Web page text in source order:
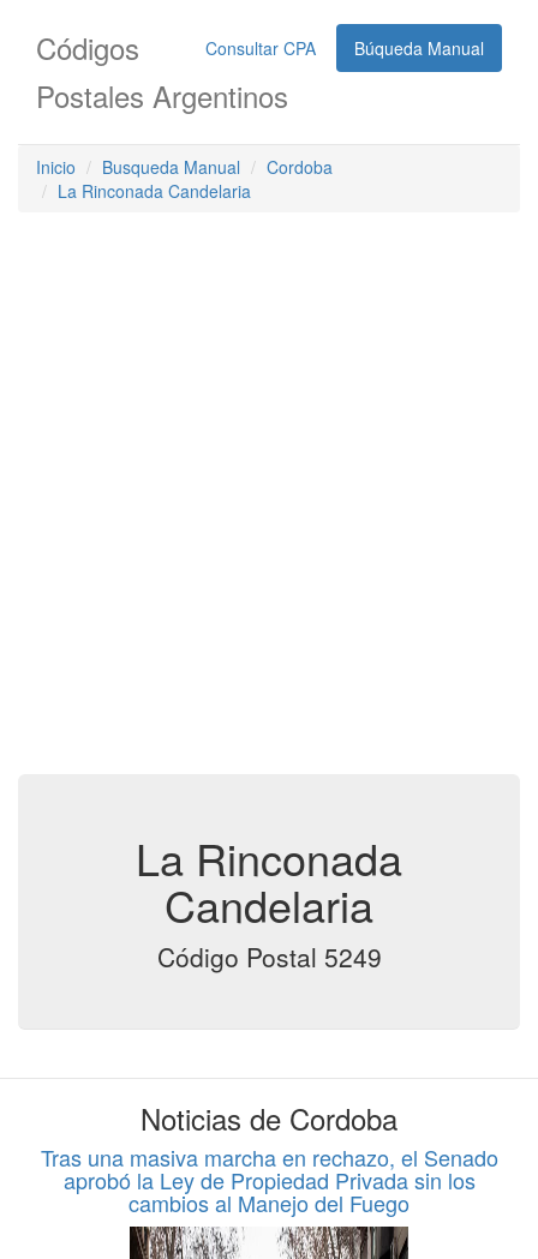
Consultar CPA Búqueda Manual
Códigos
Postales Argentinos
Inicio Busqueda Manual
Cordoba
La Rinconada Candelaria
La Rinconada
Candelaria
Código Postal 5249
Noticias de Cordoba
Tras una masiva marcha en rechazo, el Senado
aprobó la Ley de Propiedad Privada sin los
cambios al Manejo del Fuego